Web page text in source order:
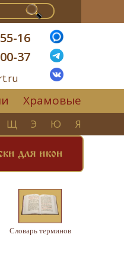
16
37
Храмовые
Щ Э Ю Я
для икон
Словарь терминов